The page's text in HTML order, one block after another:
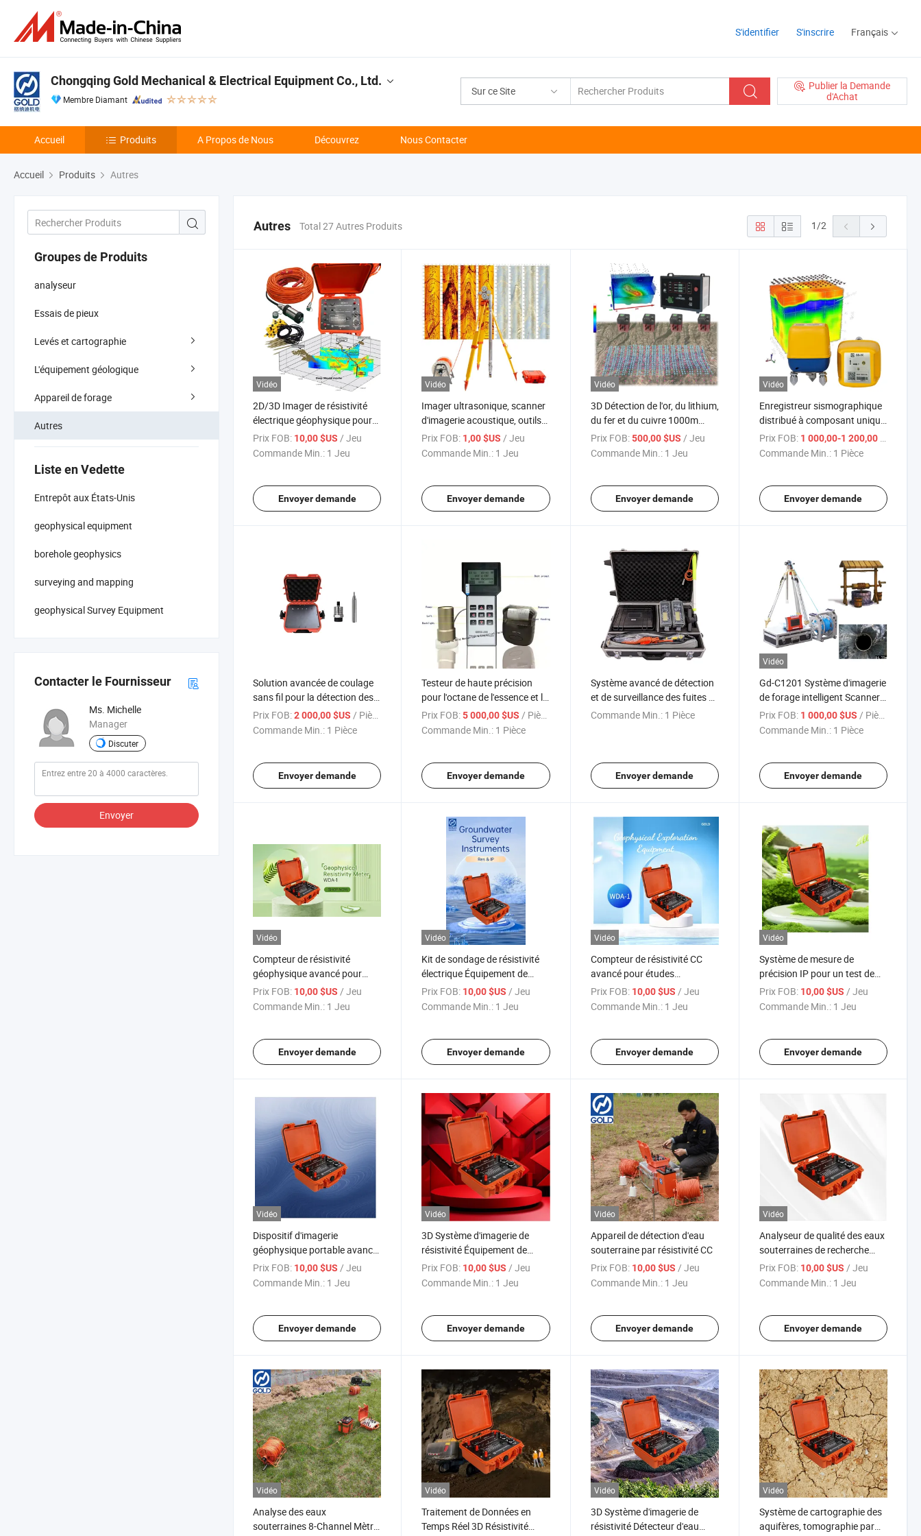
S'identifier S'inscrire Français
Sur ce Site
Publier la Demande
d'Achat
Chongqing Gold Mechanical & Electrical Equipment Co., Ltd.
Membre Diamant
Accueil Produits A Propos de Nous Découvrez Nous Contacter
Accueil Produits Autres
Groupes de Produits
analyseur
Essais de pieux
Levés et cartographie
L'équipement géologique
Appareil de forage
Autres
Liste en Vedette
Entrepôt aux États-Unis
geophysical equipment
borehole geophysics
surveying and mapping
geophysical Survey Equipment
Contacter le Fournisseur
Ms. Michelle
Manager
Discuter
Envoyer
Autres Total 27 Autres Produits 1/2
Vidéo
2D/3D Imager de résistivité
électrique géophysique pour
la détection de
métaux/eau/aquifère, mètre
Prix FOB: 10,00 $US / Jeu
Commande Min.: 1 Jeu
Envoyer demande
Vidéo
Imager ultrasonique, scanner
d'imagerie acoustique, outils
de logging ultrasonique, outil
de logging par ultrasons,
profondeur
Prix FOB: 1,00 $US/ Jeu
Commande Min.: 1 Jeu
Envoyer demande
Vidéo
3D Détection de l'or, du lithium,
du fer et du cuivre 1000m
Système de polarisation
induite profonde, compteur de
sol
Prix FOB: 500,00 $US / Jeu
Commande Min.: 1 Jeu
Envoyer demande
Vidéo
Enregistreur sismographique
distribué à composant unique
pour l'enquête sismique,
instrument électrique de
Prix FOB: 1 000,00-1 200,00 $US
Commande Min.: 1 Pièce
Envoyer demande
Solution avancée de coulage
sans fil pour la détection des
dommages aux ponts
Prix FOB:2 000,00 $US / Pièce
Commande Min.: 1 Pièce
Envoyer demande
Testeur de haute précision
pour l'octane de l'essence et le
cétane du diesel
Prix FOB: 5 000,00 $US / Pièce
Commande Min.: 1 Pièce
Envoyer demande
Système avancé de détection
et de surveillance des fuites de
pipelines souterrains
Commande Min.: 1 Pièce
Envoyer demande
Vidéo
Gd-C1201 Système d'imagerie
de forage intelligent Scanner
optique de forage
Prix FOB: 1 000,00 $US / Pièce
Commande Min.: 1 Pièce
Envoyer demande
Vidéo
Compteur de résistivité
géophysique avancé pour
l'exploration de l'eau
souterraine
Prix FOB: 10,00 $US / Jeu
Commande Min.: 1 Jeu
Envoyer demande
Vidéo
Kit de sondage de résistivité
électrique Équipement de
détection géophysique
Instruments d'exploration des
Prix FOB: 10,00 $US / Jeu
Commande Min.: 1 Jeu
Envoyer demande
Vidéo
Compteur de résistivité CC
avancé pour études
géophysiques sur le terrain
Prix FOB: 10,00 $US / Jeu
Commande Min.: 1 Jeu
Envoyer demande
Vidéo
Système de mesure de
précision IP pour un test de
résistivité amélioré
Prix FOB: 10,00 $US / Jeu
Commande Min.: 1 Jeu
Envoyer demande
Vidéo
Dispositif d'imagerie
géophysique portable avancé
pour l'exploration minérale
Prix FOB: 10,00 $US / Jeu
Commande Min.: 1 Jeu
Envoyer demande
Vidéo
3D Système d'imagerie de
résistivité Équipement de
détection des eaux
souterraines Mètre de
Prix FOB: 10,00 $US / Jeu
Commande Min.: 1 Jeu
Envoyer demande
Vidéo
Appareil de détection d'eau
souterraine par résistivité CC
Prix FOB: 10,00 $US / Jeu
Commande Min.: 1 Jeu
Envoyer demande
Vidéo
Analyseur de qualité des eaux
souterraines de recherche
approfondie Instruments
d'enquête géologique
Prix FOB: 10,00 $US / Jeu
Commande Min.: 1 Jeu
Envoyer demande
Vidéo
Analyse des eaux
souterraines 8-Channel Mètre
Vidéo
Traitement de Données en
Temps Réel 3D Résistivité
Vidéo
3D Système d'imagerie de
résistivité Détecteur d'eau
Vidéo
Système de cartographie des
aquifères, tomographie par